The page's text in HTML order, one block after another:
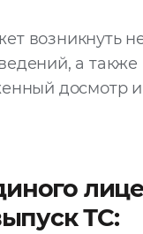
возникнуть
а
досмотр и
ТС: